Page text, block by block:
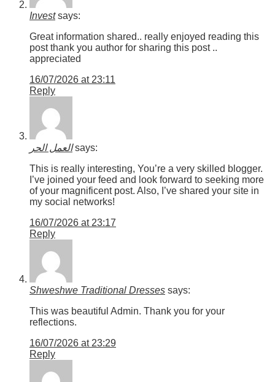
Invest says:
Great information shared.. really enjoyed reading this
post thank you author for sharing this post ..
appreciated
16/07/2026 at 23:11
Reply
العمل الحر says:
This is really interesting, You’re a very skilled blogger.
I’ve joined your feed and look forward to seeking more
of your magnificent post. Also, I’ve shared your site in
my social networks!
16/07/2026 at 23:17
Reply
Shweshwe Traditional Dresses says:
This was beautiful Admin. Thank you for your
reflections.
16/07/2026 at 23:29
Reply